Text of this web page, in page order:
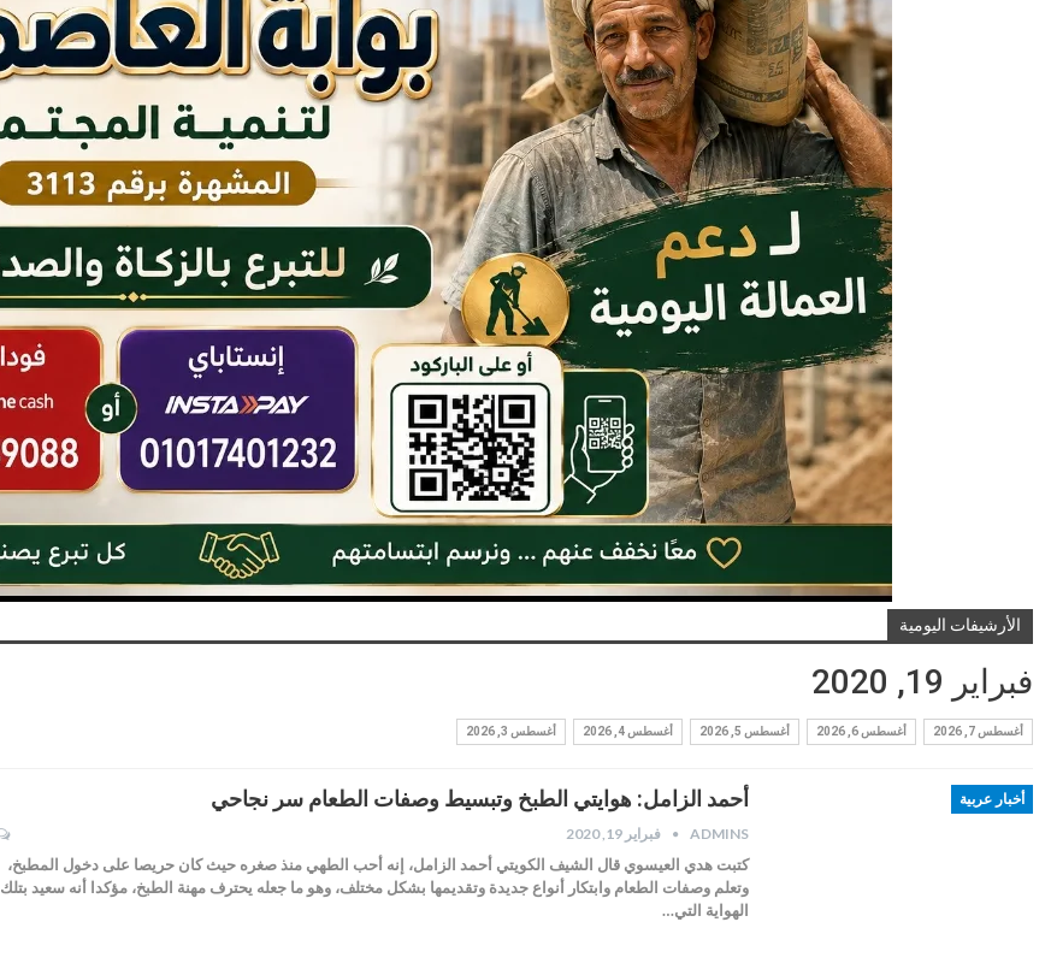
الأرشيفات اليومية
فبراير 19, 2020
أغسطس 7, 2026 أغسطس 6, 2026 أغسطس 5, 2026 أغسطس 4, 2026 أغسطس 3, 2026
أخبار عربية أحمد الزامل: هوايتي الطبخ وتبسيط وصفات الطعام سر نجاحي
ADMINS فبراير 19, 2020
كتبت هدي العيسوي قال الشيف الكويتي أحمد الزامل، إنه أحب الطهي منذ صغره حيث كان حريصا على دخول المطبخ،
وتعلم وصفات الطعام وابتكار أنواع جديدة وتقديمها بشكل مختلف، وهو ما جعله يحترف مهنة الطبخ، مؤكدا أنه سعيد بتلك
الهواية التي…